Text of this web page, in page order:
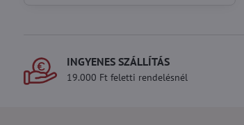
INGYENES SZÁLLÍTÁS
19.000 Ft feletti rendelésnél